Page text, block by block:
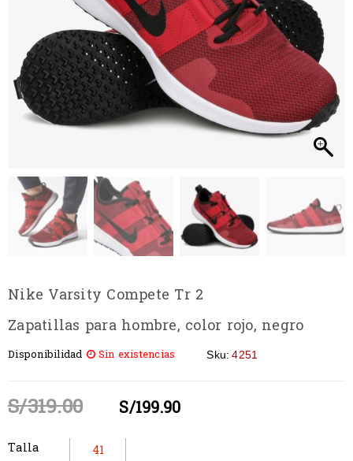
Nike Varsity Compete Tr 2
Zapatillas para hombre, color rojo, negro
Disponibilidad Sin existencias Sku: 4251
S/319.00 S/199.90
Talla 41